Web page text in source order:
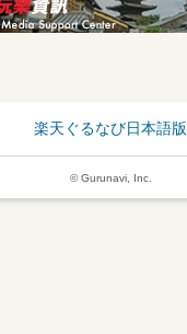
楽天ぐるなび日本語版
© Gurunavi, Inc.